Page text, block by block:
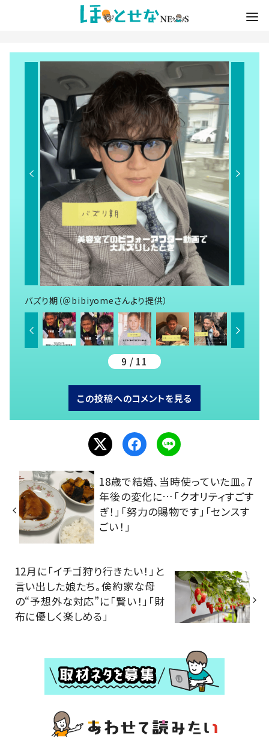
バズり期（＠bibiyomeさんより提供）
9 / 11
この投稿へのコメントを見る
18歳で結婚、当時使っていた皿。7
年後の変化に…「クオリティすごす
ぎ！」「努力の賜物です」「センスす
ごい！」
12月に「イチゴ狩り行きたい！」と
言い出した娘たち。倹約家な母
の“予想外な対応”に「賢い！」「財
布に優しく楽しめる」